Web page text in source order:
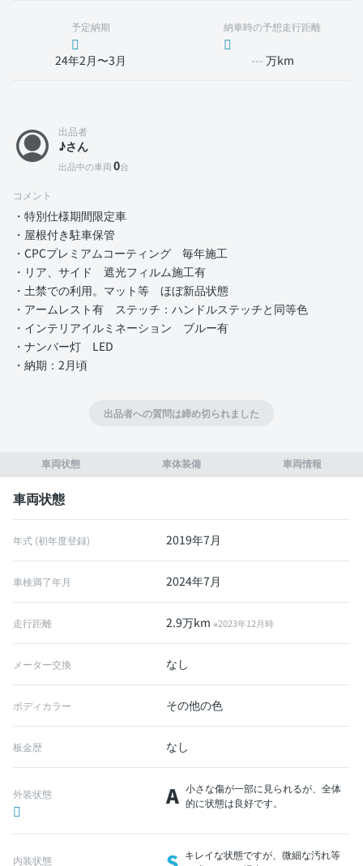
予定納期
24年2月〜3月
納車時の予想走行距離
--- 万km
車両状態 車体装備 車両情報
車両状態
年式 (初年度登録) 2019年7月
車検満了年月 2024年7月
走行距離 2.9万km※2023年12月時
メーター交換 なし
ボディカラー その他の色
板金歴 なし
外装状態 A 小さな傷が一部に見られるが、全体
的に状態は良好です。
内装状態
キレイな状態ですが、微細な汚れ等
出品者
♪さん
出品中の車両0台
コメント
・特別仕様期間限定車
・屋根付き駐車保管
・CPCプレミアムコーティング 毎年施工
・リア、サイド 遮光フィルム施工有
・土禁での利用。マット等 ほぼ新品状態
・アームレスト有 ステッチ：ハンドルステッチと同等色
・インテリアイルミネーション ブルー有
・ナンバー灯 LED
・納期：2月頃
出品者への質問は締め切られました